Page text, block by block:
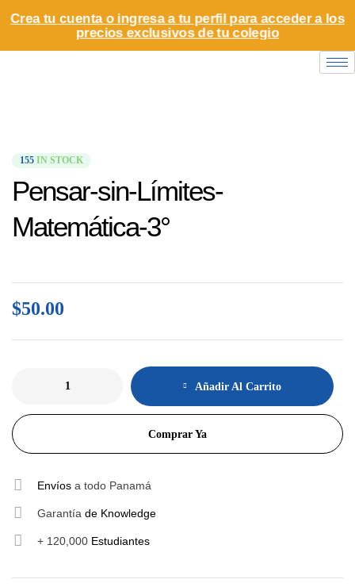
Crea tu cuenta o ingresa a tu perfil para acceder a los
precios exclusivos de tu colegio
155 IN STOCK
Pensar-sin-Límites-
Matemática-3°
$50.00
Añadir Al Carrito
Comprar Ya
Envíos a todo Panamá
Garantía de Knowledge
+ 120,000Estudiantes